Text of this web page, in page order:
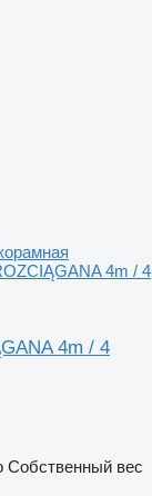
4m / 4
4m / 4
Собственный вес